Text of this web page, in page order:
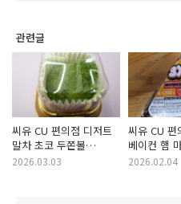
관련글
씨유 CU 편의점 디저트
말차 초코 두쫀볼
두바이 스타일 쫀득볼
2026.03.03
씨유 CU 편
베이컨 햄
김치볶음 삼
2026.02.04